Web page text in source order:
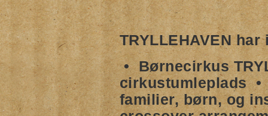
TRYLLEHAVENhar
• Børnecirkus
cirkustumleplads
familier, børn, og